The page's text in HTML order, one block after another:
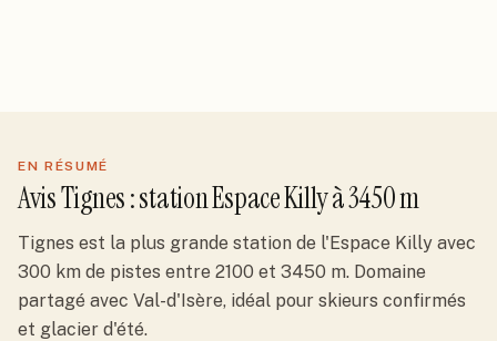
EN RÉSUMÉ
AvisTignes: stationEspace Killyà 3450 m
Tignes est la plus grande station de l'Espace Killy avec
300 km de pistes entre 2100 et 3450 m. Domaine
partagé avec Val-d'Isère, idéal pour skieurs confirmés
et glacier d'été.